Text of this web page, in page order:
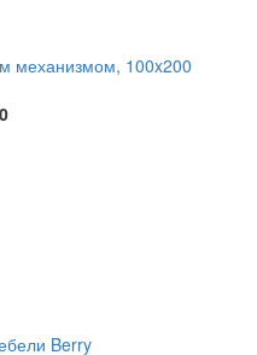
механизмом, 100x200